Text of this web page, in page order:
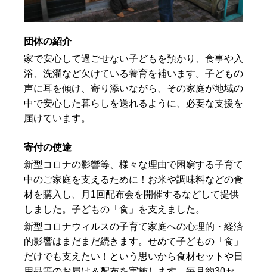
団体の紹介
家で安心して過ごせない子どもを預かり、食事や入
浴、洗濯など欠けている養育を補います。子どもの
声に耳を傾け、寄り添いながら、その家庭が地域の
中で安心した暮らしを送れるように、必要な支援を
届けています。
寄付の使途
新型コロナの影響等、様々な理由で困窮する子育て
中のご家庭を支えるために！お米や調味料などの食
材を購入し、月1回配布会を開催するなどして提供
しました。子どもの「食」を支えました。
新型コロナウィルスの子育て家庭への心理的・経済
的影響はまだまだ続きます。せめて子どもの「食」
だけでも支えたい！という思いから食材セットや日